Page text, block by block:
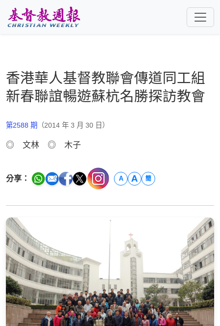
香港華人基督教聯會傳道同工組
新春聯誼暢遊蘇杭名勝探訪教會
第2588 期 （2014 年 3 月 30 日）
◎ 文林 ◎ 木子
分享： A A 簡